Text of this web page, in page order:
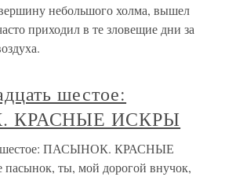
небольшого холма, вышел
приходил в те зловещие дни за
шестое:
КРАСНЫЕ ИСКРЫ
шестое: ПАСЫНОК. КРАСНЫЕ
ты, мой дорогой внучок,